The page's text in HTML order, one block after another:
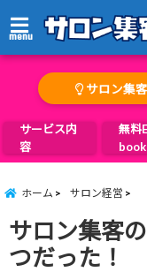
menu
サロン集
サービス内
容
無料
book
ホーム サロン経営
サロン集客
つだった！